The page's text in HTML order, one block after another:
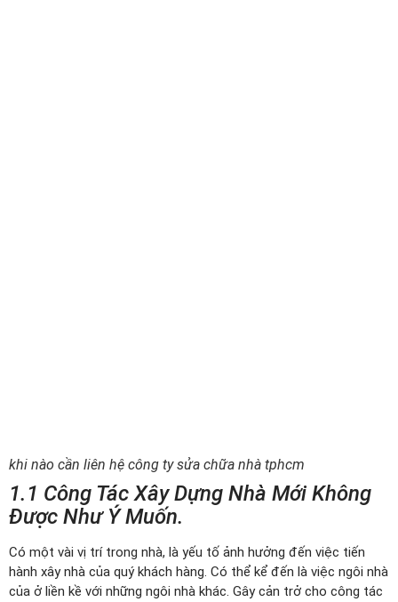
khi nào cần liên hệ công ty sửa chữa nhà tphcm
1.1 Công Tác Xây Dựng Nhà Mới Không
Được Như Ý Muốn.
Có một vài vị trí trong nhà, là yếu tố ảnh hưởng đến việc tiến
hành xây nhà của quý khách hàng. Có thể kể đến là việc ngôi nhà
của ở liền kề với những ngôi nhà khác. Gây cản trở cho công tác